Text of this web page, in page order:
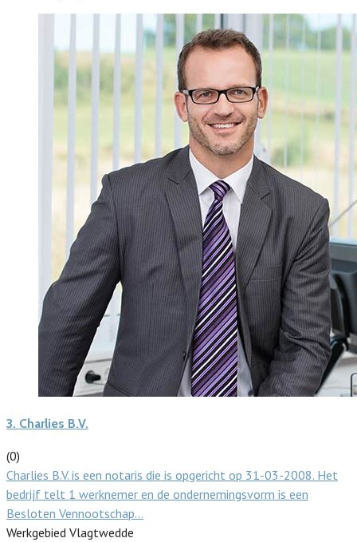
3. Charlies B.V.
(0)
Charlies B.V. is een notaris die is opgericht op 31-03-2008. Het
bedrijf telt 1 werknemer en de ondernemingsvorm is een
Besloten Vennootschap…
Werkgebied Vlagtwedde